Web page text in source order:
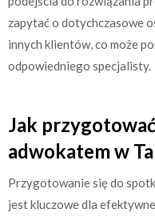
zapytać o dotychczasowe
innych klientów, co może
odpowiedniego specjalisty.
Jak
adwokatem w
Przygotowanie się do
jest kluczowe dla